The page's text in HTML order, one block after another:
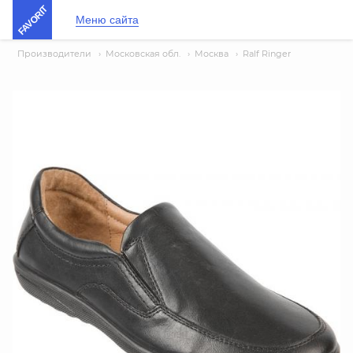
FAVORIT Меню сайта
Производители › Московская обл. › Москва › Ralf Ringer